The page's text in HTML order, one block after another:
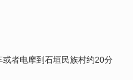
者电摩到石垣民族村约20分